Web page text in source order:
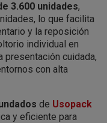
3.600 unidades,
lo que facilita
y la reposición
individual en
presentación cuidada,
con alta
de Usopack
y eficiente para